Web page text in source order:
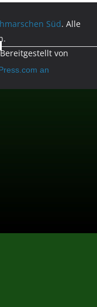
an
Süd. Alle
von